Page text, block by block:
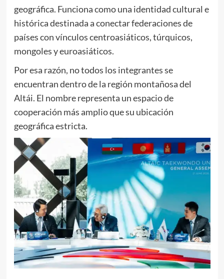
geográfica. Funciona como una identidad cultural e
histórica destinada a conectar federaciones de
países con vínculos centroasiáticos, túrquicos,
mongoles y euroasiáticos.
Por esa razón, no todos los integrantes se
encuentran dentro de la región montañosa del
Altái. El nombre representa un espacio de
cooperación más amplio que su ubicación
geográfica estricta.